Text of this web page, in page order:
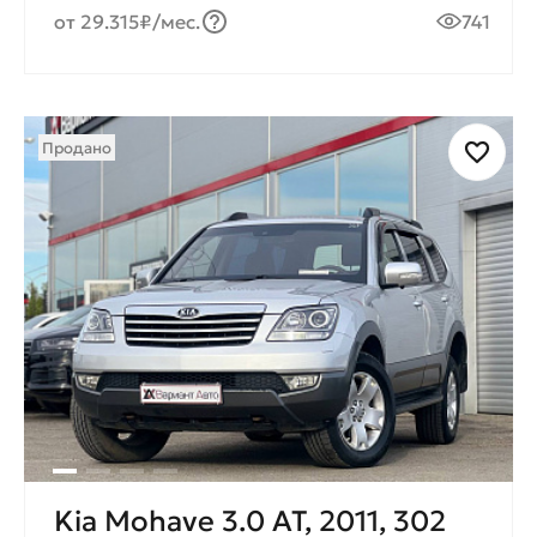
от 29.315₽/мес. 741
Продано
Kia Mohave 3.0 AT, 2011, 302